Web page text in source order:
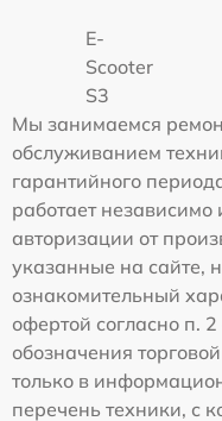
E-
Scooter
S3
Мы занимаемся
обслуживанием
гарантийного
работает
авторизации от
указанные на сайте,
ознакомительный
офертой согласно п.
обозначения
только в
перечень техники, с